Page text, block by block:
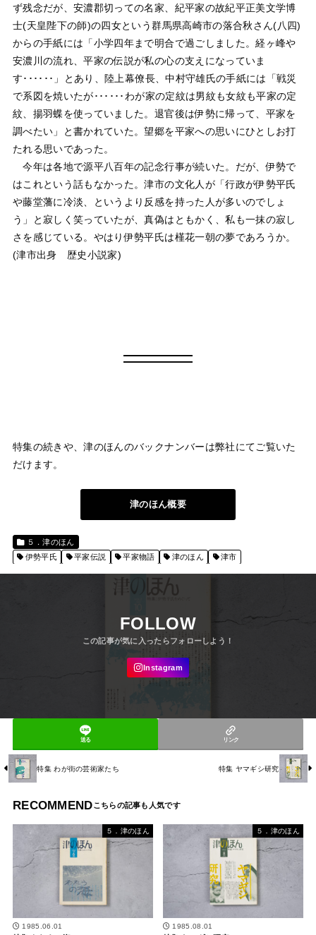
ず残念だが、安濃郡切っての名家、紀平家の故紀平正美文学博
士(天皇陛下の師)の四女という群馬県高崎市の落合秋さん(八四)
からの手紙には「小学四年まで明合で過ごしました。経ヶ峰や
安濃川の流れ、平家の伝説が私の心の支えになっていま
す･･････」とあり、陸上幕僚長、中村守雄氏の手紙には「戦災
で系図を焼いたが･･････わが家の定紋は男紋も女紋も平家の定
紋、揚羽蝶を使っていました。退官後は伊勢に帰って、平家を
調べたい」と書かれていた。望郷を平家への思いにひとしお打
たれる思いであった。
今年は各地で源平八百年の記念行事が続いた。だが、伊勢で
はこれという話もなかった。津市の文化人が「行政が伊勢平氏
や藤堂藩に冷淡、というより反感を持った人が多いのでしょ
う」と寂しく笑っていたが、真偽はともかく、私も一抹の寂し
さを感じている。やはり伊勢平氏は槿花一朝の夢であろうか。
(津市出身 歴史小説家)
特集の続きや、津のほんのバックナンバーは弊社にてご覧いた
だけます。
津のほん概要
５．津のほん
伊勢平氏
平家伝説 平家物語 津のほん 津市
FOLLOW
送る リンク
特集 わが街の芸術家たち 特集 ヤマギシ研究
RECOMMEND
５．津のほん
1985.06.01
５．津のほん
1985.08.01